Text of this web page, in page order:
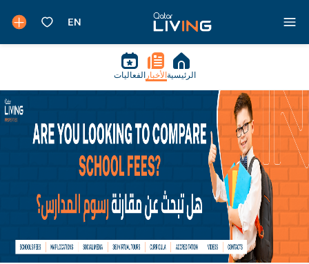
الرئيسية الأخبار الفعاليات